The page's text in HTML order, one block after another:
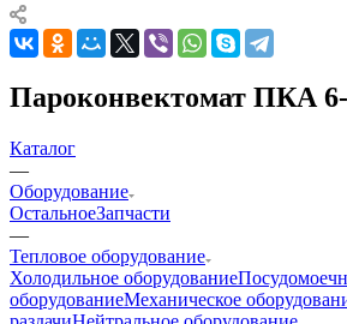
Пароконвектомат ПКА
Каталог
—
Оборудование
ОстальноеЗапчасти
—
Тепловое оборудование
Холодильное оборудование
оборудованиеМеханическое